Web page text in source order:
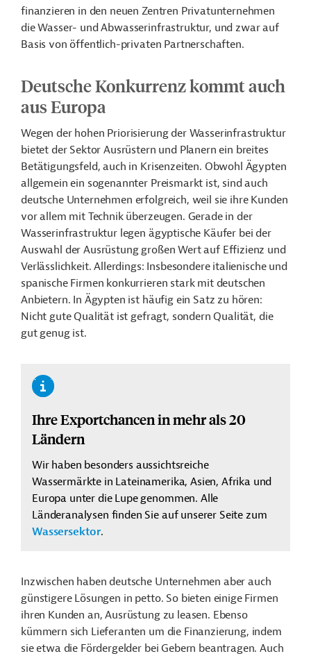
finanzieren in den neuen Zentren Privatunternehmen
die Wasser- und Abwasserinfrastruktur, und zwar auf
Basis von öffentlich-privaten Partnerschaften.
Deutsche Konkurrenz kommt auch
aus Europa
Wegen der hohen Priorisierung der Wasserinfrastruktur
bietet der Sektor Ausrüstern und Planern ein breites
Betätigungsfeld, auch in Krisenzeiten. Obwohl Ägypten
allgemein ein sogenannter Preismarkt ist, sind auch
deutsche Unternehmen erfolgreich, weil sie ihre Kunden
vor allem mit Technik überzeugen. Gerade in der
Wasserinfrastruktur legen ägyptische Käufer bei der
Auswahl der Ausrüstung großen Wert auf Effizienz und
Verlässlichkeit. Allerdings: Insbesondere italienische und
spanische Firmen konkurrieren stark mit deutschen
Anbietern. In Ägypten ist häufig ein Satz zu hören:
Nicht gute Qualität ist gefragt, sondern Qualität, die
gut genug ist.
Ihre Exportchancen in mehr als 20
Ländern
Wir haben besonders aussichtsreiche
Wassermärkte in Lateinamerika, Asien, Afrika und
Europa unter die Lupe genommen. Alle
Länderanalysen finden Sie auf unserer Seite zum
Wassersektor.
Inzwischen haben deutsche Unternehmen aber auch
günstigere Lösungen in petto. So bieten einige Firmen
ihren Kunden an, Ausrüstung zu leasen. Ebenso
kümmern sich Lieferanten um die Finanzierung, indem
sie etwa die Fördergelder bei Gebern beantragen. Auch